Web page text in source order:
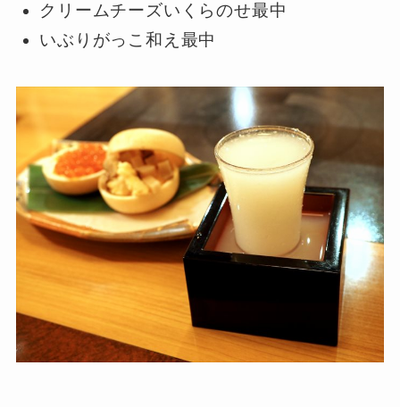
クリームチーズいくらのせ最中
いぶりがっこ和え最中